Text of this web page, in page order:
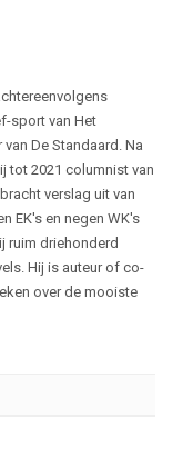
sport van Het
De Standaard. Na
tot 2021 columnist van
verslag uit van
EK's en negen WK's
ruim driehonderd
Hij is auteur of co-
over de mooiste